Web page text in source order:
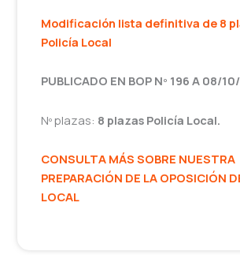
Modificación lista definitiva de 8
Policía Local
PUBLICADO EN BOP Nº 196 A 08/
Nº plazas: 8 plazas Policía Local.
CONSULTA MÁS SOBRE NUESTRA
PREPARACIÓN DE LA OPOSICIÓN
LOCAL